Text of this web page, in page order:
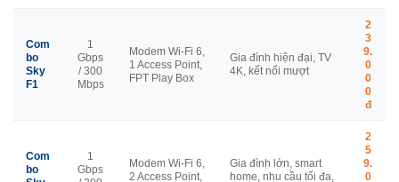
Com
bo
Sky
F1
1
Gbps
/ 300
Mbps
Modem Wi-Fi 6,
1 Access Point,
FPT Play Box
Gia đình hiện đại, TV
4K, kết nối mượt
2
3
9.
0
0
0
đ
Com
bo
1
Gbps
Modem Wi-Fi 6,
2 Access Point,
Gia đình lớn, smart
home, nhu cầu tối đa,
2
5
9.
0